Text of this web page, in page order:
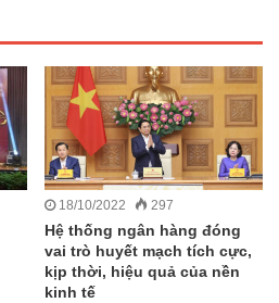
18/10/2022 297
Hệ thống ngân hàng đóng
vai trò huyết mạch tích cực,
kịp thời, hiệu quả của nền
kinh tế